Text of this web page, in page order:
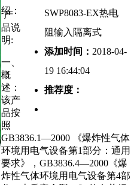
SWP8083-EX热电
阻输入隔离式
添加时间：2018-04-
19 16:44:04
推荐度：
绍：
产
品说
明:
一、
概
述：
该产
品按
照
GB3836.1—2000 《爆炸性气体
环境用电气设备第1部分：通用
要求》，GB3836.4—2000《爆
炸性气体环境用电气设备第4部